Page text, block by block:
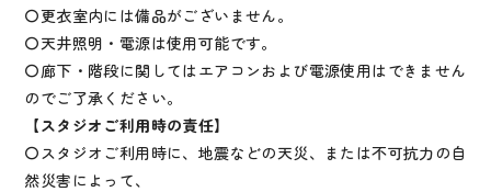
〇更衣室内には備品がございません。
〇天井照明・電源は使用可能です。
〇廊下・階段に関してはエアコンおよび電源使用はできません
のでご了承ください。
【スタジオご利用時の責任】
〇スタジオご利用時に、地震などの天災、または不可抗力の自
然災害によって、